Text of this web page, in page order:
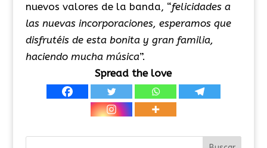
nuevos valores de la banda, “felicidades a
las nuevas incorporaciones, esperamos que
disfrutéis de esta bonita y gran familia,
haciendo mucha música”.
Spread the love